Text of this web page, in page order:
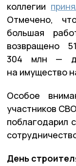
коллегии
Отмечено,
большая
возвращено
304 млн —
на имущество
Особое
участников
поблагодарил
День